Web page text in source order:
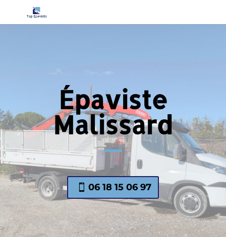
Épaviste
Malissard
06 18 15 06 97